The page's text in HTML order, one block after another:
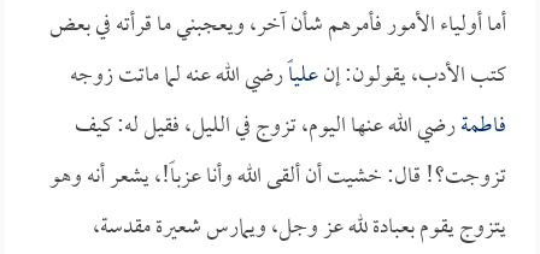
أما أولياء الأمور فأمرهم شأن آخر، ويعجبني ما قرأته في بعض
كتب الأدب، يقولون: إنعلياًرضي الله عنه لما ماتت زوجه
فاطمةرضي الله عنها اليوم، تزوج في الليل، فقيل له: كيف
تزوجت؟! قال: خشيت أن ألقى الله وأنا عزباً!، يشعر أنه وهو
يتزوج يقوم بعبادة لله عز وجل، ويمارس شعيرة مقدسة،